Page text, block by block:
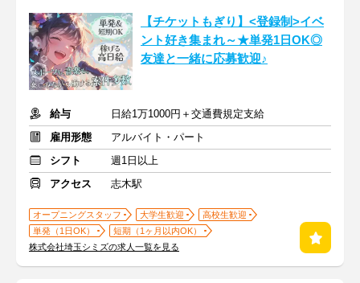
【チケットもぎり】<登録制>イベ
ント好き集まれ～★単発1日OK◎
友達と一緒に応募歓迎♪
給与
日給1万1000円＋交通費規定支給
雇用形態
アルバイト・パート
シフト
週1日以上
アクセス
志木駅
オープニングスタッフ 大学生歓迎
高校生歓迎
単発（1日OK）
短期（1ヶ月以内OK）
株式会社埼玉シミズの求人一覧を見る